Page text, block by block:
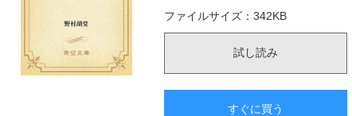
ファイルサイズ： 342KB
試し読み
すぐに買う